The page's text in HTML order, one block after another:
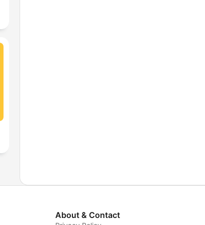
About & Contact